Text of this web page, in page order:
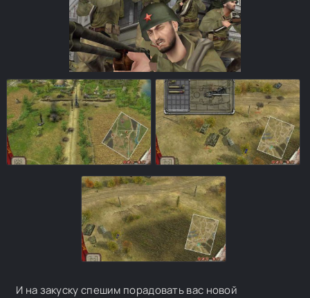
И на закуску спешим порадовать вас новой